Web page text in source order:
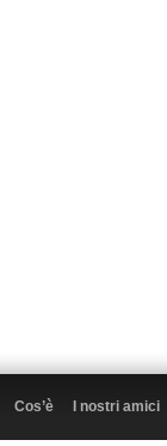
Cos’è I nostri amici